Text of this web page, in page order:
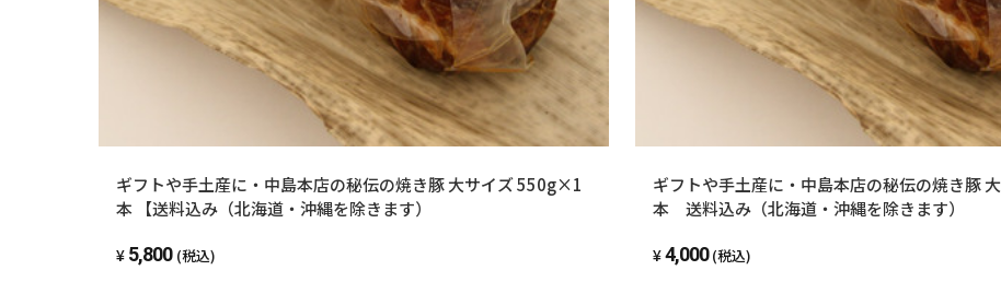
ギフトや手土産に・中島本店の秘伝の焼き豚 大サイズ 550g×1
本 【送料込み（北海道・沖縄を除きます）
5,800 (税込)
ギフトや手土産に・中島本店の秘伝の焼き豚
本 送料込み（北海道・沖縄を除きます）
4,000 (税込)